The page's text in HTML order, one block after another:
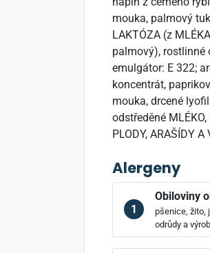
mouka, palmový
LAKTÓZA (z
palmový), rostlinné
emulgátor: E 322;
koncentrát,
mouka, drcené
odstředěné
PLODY, ARAŠÍDY A
Alergeny
1
Obiloviny
pšenice, žito,
odrůdy a